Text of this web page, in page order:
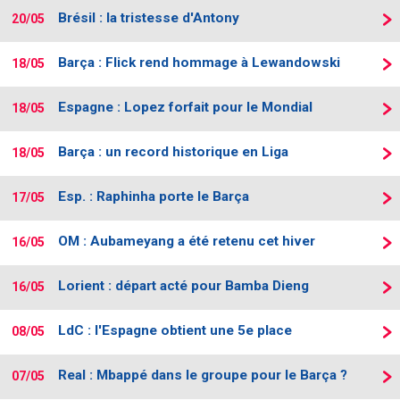
20/05 Brésil : la tristesse d'Antony
18/05 Barça : Flick rend hommage à Lewandowski
18/05 Espagne : Lopez forfait pour le Mondial
18/05 Barça : un record historique en Liga
17/05 Esp. : Raphinha porte le Barça
16/05 OM : Aubameyang a été retenu cet hiver
16/05 Lorient : départ acté pour Bamba Dieng
08/05 LdC : l'Espagne obtient une 5e place
07/05 Real : Mbappé dans le groupe pour le Barça ?